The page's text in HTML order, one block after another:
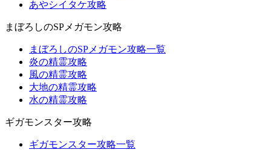
あやシイタケ攻略
まぼろしのSPメガモン攻略
まぼろしのSPメガモン攻略一覧
炎の精霊攻略
風の精霊攻略
大地の精霊攻略
水の精霊攻略
ギガモンスター攻略
ギガモンスター攻略一覧